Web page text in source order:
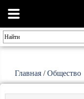
Главная /Общество